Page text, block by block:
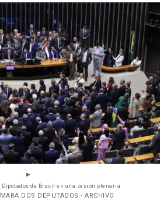
Diputados de Brasil en una sesión plenaria
DOS DEPUTADOS - ARCHIVO